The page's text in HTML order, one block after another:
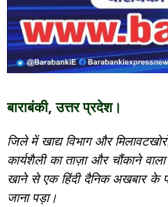
बाराबंकी, उत्तर प्रदेश।
जिले में खाद्य विभाग और
कार्यशैली का ताज़ा और चौंकाने
खाने से एक हिंदी दैनिक अखबार के
जाना पड़ा।